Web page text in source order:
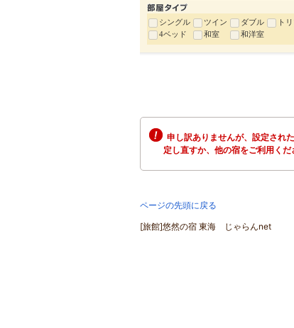
シングル ツイン ダブル
ト
4ベッド
和室 和洋室
申し訳ありませんが、設定され
定し直すか、他の宿をご利用くだ
ページの先頭に戻る
[旅館]悠然の宿 東海 じゃらんnet